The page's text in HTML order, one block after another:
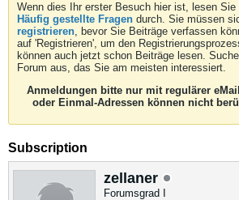
Wenn dies Ihr erster Besuch hier ist, lesen
Häufig gestellte Fragen durch. Sie müssen
registrieren, bevor Sie Beiträge verfassen
auf 'Registrieren', um den
können auch jetzt schon Beiträge lesen.
Forum aus, das Sie am meisten interessiert.
Anmeldungen bitte nur mit regulärer
oder Einmal-Adressen können nicht
Subscription
zellaner
Forumsgrad I